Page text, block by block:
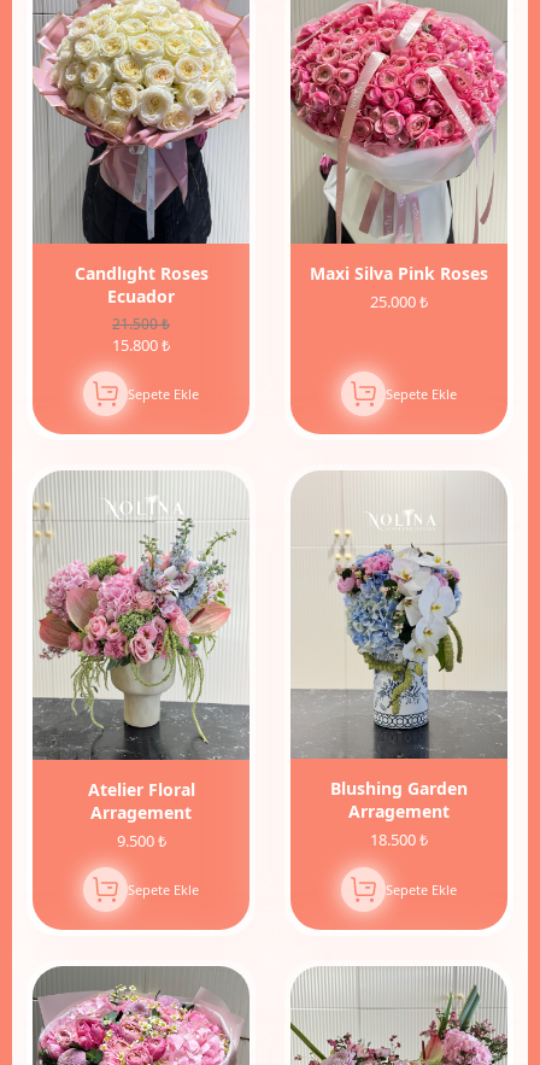
27%
İndirim
Candlıght Roses
Ecuador
21.500 ₺
15.800 ₺
Sepete Ekle
Maxi Silva Pink Roses
25.000 ₺
Sepete Ekle
Atelier Floral
Arragement
9.500 ₺
Sepete Ekle
Blushing Garden
Arragement
18.500 ₺
Sepete Ekle
İndirim